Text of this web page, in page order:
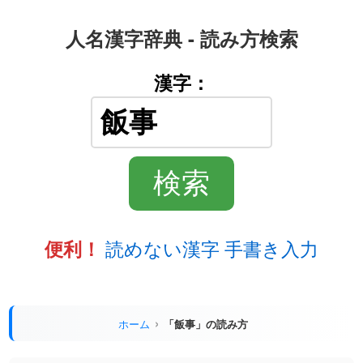
人名漢字辞典 - 読み方検索
漢字：
便利！ 読めない漢字 手書き入力
ホーム 「飯事」の読み方